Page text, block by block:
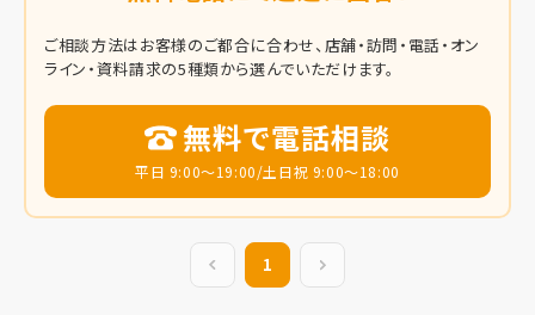
ご相談方法はお客様のご都合に合わせ、店舗・訪問・電話・オン
ライン・資料請求の5種類から選んでいただけます。
無料で電話相談
平日 9:00～19:00/土日祝 9:00～18:00
前の20件
1